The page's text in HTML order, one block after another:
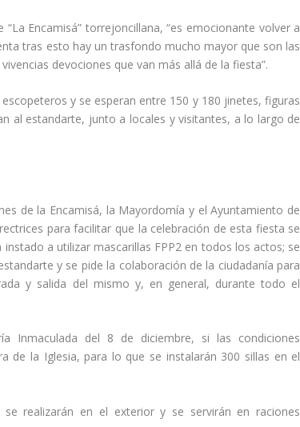
s
m
i
u
i
o
l
u
m
e
n
.
o
d
i
m
i
e
l
v
o
l
“La Encamisá” torrejoncillana,“es emocionante volver a
tras esto hay un trasfondo mucho mayor que son las
devociones que van más allá de la fiesta”.
escopeteros y se esperan entre 150 y180 jinetes, figuras
al estandarte, junto a locales y visitantes, a lo largo de
de la Encamisá, la Mayordomía y el Ayuntamiento de
para facilitar que la celebración de esta fiesta se
instado a utilizar mascarillas FPP2 en todos los actos; se
y se pide la colaboración de la ciudadanía para
y salida del mismo y, en general, durante todo el
Inmaculada del 8 de diciembre, si las condiciones
de la Iglesia, para lo que se instalarán 300 sillas en el
realizarán en el exterior y se servirán en raciones